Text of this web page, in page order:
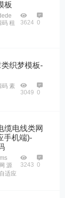
板
码 租
3624 0
织梦模板-
码 素
3049 0
缆电线类网
手机端)-
源
自适应
3243 0